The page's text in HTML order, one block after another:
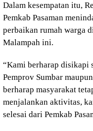
Dalam kesempatan itu,
Pemkab Pasaman
perbaikan rumah warga
Malampah ini.
“Kami berharap disikapi
Pemprov Sumbar
berharap masyarakat
menjalankan aktivitas,
selesai dari Pemkab